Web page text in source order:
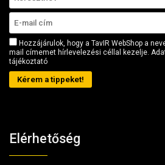
Hozzájárulok, hogy a TavIR WebShop a
mail címemet hírlevelezési céllal kezelje.
tájékoztató
Kérem a tippeket!
Elérhetőség